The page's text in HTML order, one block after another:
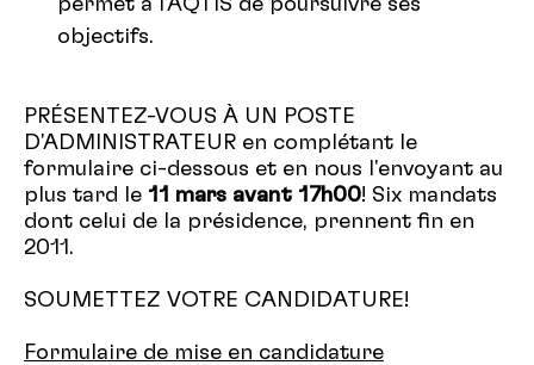
permet à l'AQTIS de poursuivre ses
objectifs.
PRÉSENTEZ-VOUS À UN POSTE
D'ADMINISTRATEUR en complétant le
formulaire ci-dessous et en nous l'envoyant au
plus tard le 11 mars avant 17h00! Six mandats
dont celui de la présidence, prennent fin en
2011.
SOUMETTEZ VOTRE CANDIDATURE!
Formulaire de mise en candidature